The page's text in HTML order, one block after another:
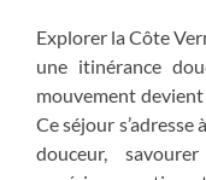
Explorer la Côte
une itinérance
mouvement
Ce séjour
douceur,